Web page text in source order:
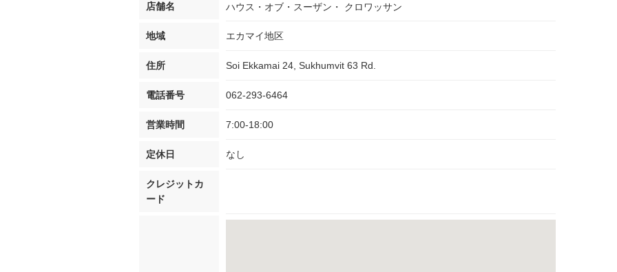
店舗名 ハウス・オブ・スーザン・ クロワッサン
地域 エカマイ地区
住所 Soi Ekkamai 24, Sukhumvit 63 Rd.
電話番号 062-293-6464
営業時間 7:00-18:00
定休日 なし
クレジットカ
ード